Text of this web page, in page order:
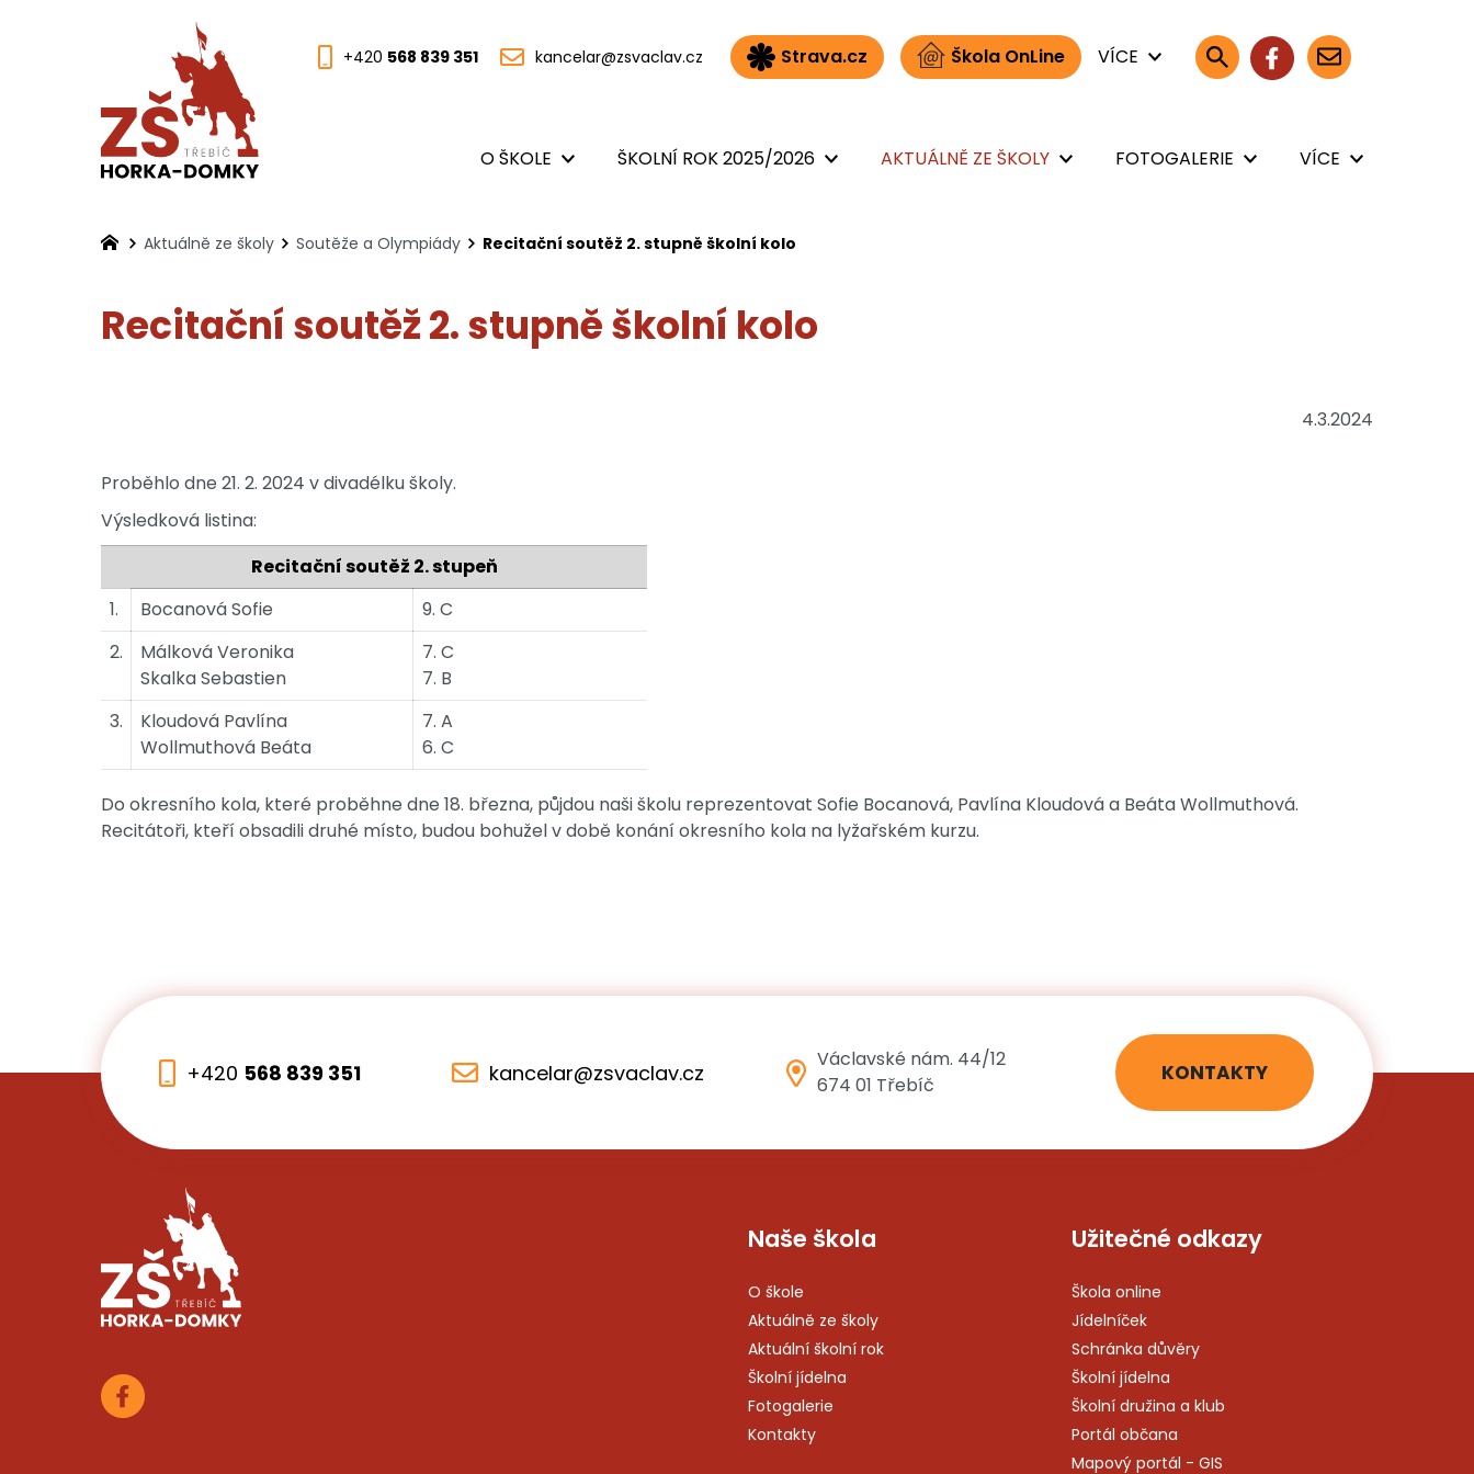
+420 568 839 351 kancelar@zsvaclav.cz Strava.cz Škola OnLine VÍCE
O ŠKOLE ŠKOLNÍ ROK 2025/2026 AKTUÁLNĚ ZE ŠKOLY FOTOGALERIE VÍCE
Aktuálně ze školy Soutěže a Olympiády Recitační soutěž 2. stupně školní kolo
Recitační soutěž 2. stupně školní kolo
4.3.2024
Proběhlo dne 21. 2. 2024 v divadélku školy.
Výsledková listina:
Recitační soutěž 2. stupeň
1.
Bocanová Sofie
9. C
2.
Málková Veronika
Skalka Sebastien
7. C
7. B
3.
Kloudová Pavlína
Wollmuthová Beáta
7. A
6. C
Do okresního kola, které proběhne dne 18. března, půjdou naši školu reprezentovat Sofie Bocanová, Pavlína Kloudová a Beáta Wollmuthová.
Recitátoři, kteří obsadili druhé místo, budou bohužel v době konání okresního kola na lyžařském kurzu.
+420 568 839 351 kancelar@zsvaclav.cz
Václavské nám. 44/12
674 01 Třebíč
KONTAKTY
Naše škola
O škole
Aktuálně ze školy
Aktuální školní rok
Školní jídelna
Fotogalerie
Kontakty
Užitečné odkazy
Škola online
Jídelníček
Schránka důvěry
Školní jídelna
Školní družina a klub
Portál občana
Mapový portál - GIS